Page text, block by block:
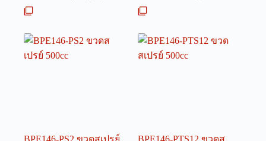
BPE146-PS2 ขวดสเปรย์ BPE146-PTS12 ขวดส